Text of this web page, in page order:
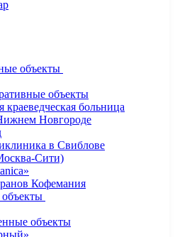
объекты
объекты
краеведческая больница
Новгороде
в Свиблове
Сити)
Кофемания
объекты